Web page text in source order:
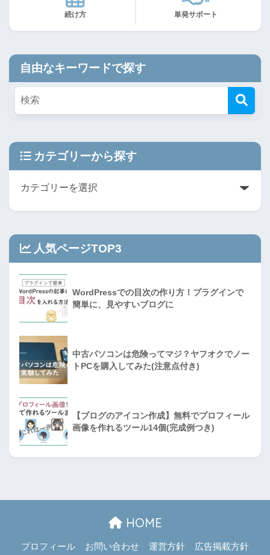
続け方 単発サポート
自由なキーワードで探す
カテゴリーから探す
人気ページTOP3
WordPressでの目次の作り方！プラグインで
簡単に、見やすいブログに
中古パソコンは危険ってマジ？ヤフオクでノー
トPCを購入してみた(注意点付き)
【ブログのアイコン作成】無料でプロフィール
画像を作れるツール14個(完成例つき)
HOME
プロフィール お問い合わせ 運営方針 広告掲載方針